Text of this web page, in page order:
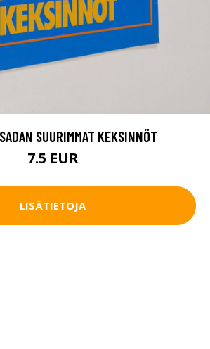
SUURIMMAT KEKSINNÖT
7.5 EUR
LISÄTIETOJA